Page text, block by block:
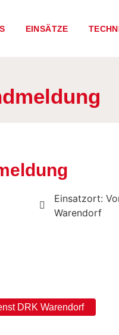
EINSÄTZE
Einsatzort:
Warendorf
DRK Warendorf